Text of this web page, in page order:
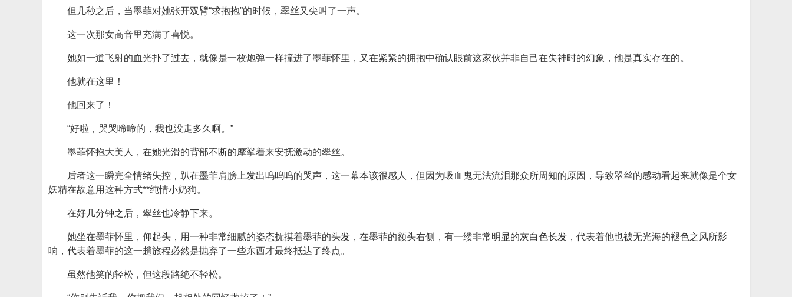
但几秒之后，当墨菲对她张开双臂“求抱抱”的时候，翠丝又尖叫了一声。
这一次那女高音里充满了喜悦。
她如一道飞射的血光扑了过去，就像是一枚炮弹一样撞进了墨菲怀里，又在紧紧的拥抱中确认眼前这家伙并非自己在失神时的幻象，他是真实存在的。
他就在这里！
他回来了！
“好啦，哭哭啼啼的，我也没走多久啊。”
墨菲怀抱大美人，在她光滑的背部不断的摩挲着来安抚激动的翠丝。
后者这一瞬完全情绪失控，趴在墨菲肩膀上发出呜呜呜的哭声，这一幕本该很感人，但因为吸血鬼无法流泪那众所周知的原因，导致翠丝的感动看起来就像是个女
妖精在故意用这种方式**纯情小奶狗。
在好几分钟之后，翠丝也冷静下来。
她坐在墨菲怀里，仰起头，用一种非常细腻的姿态抚摸着墨菲的头发，在墨菲的额头右侧，有一缕非常明显的灰白色长发，代表着他也被无光海的褪色之风所影
响，代表着墨菲的这一趟旅程必然是抛弃了一些东西才最终抵达了终点。
虽然他笑的轻松，但这段路绝不轻松。